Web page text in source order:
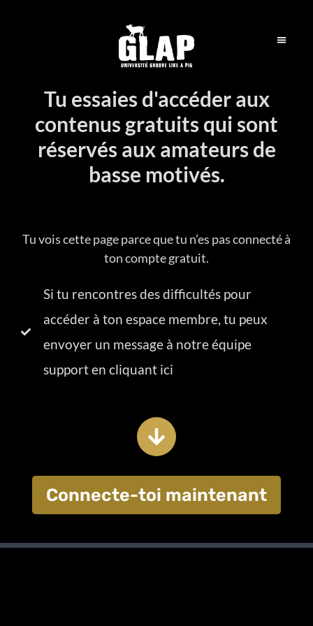
Tu essaies d'accéder aux
contenus gratuits qui sont
réservés aux amateurs de
basse motivés.
Tu vois cette page parce que tu n’es pas connecté à
ton compte gratuit.
Si tu rencontres des difficultés pour
accéder à ton espace membre, tu peux
envoyer un message à notre équipe
support en cliquant ici
Connecte-toi maintenant